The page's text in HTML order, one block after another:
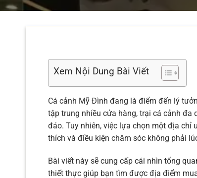
Xem Nội Dung Bài Viết
Cá cảnh Mỹ Đình đang là điểm đến lý
tập trung nhiều cửa hàng, trại cá cảnh đa
đáo. Tuy nhiên, việc lựa chọn một địa chỉ
thích và điều kiện chăm sóc không phải
Bài viết này sẽ cung cấp cái nhìn tổng
thiết thực giúp bạn tìm được địa điểm